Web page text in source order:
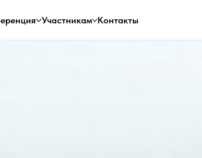
Участникам Контакты